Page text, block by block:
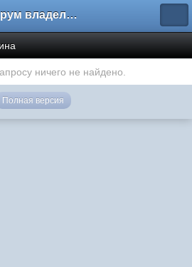
Форум владельцев интернет-магазинов
ничего не найдено.
Полная версия